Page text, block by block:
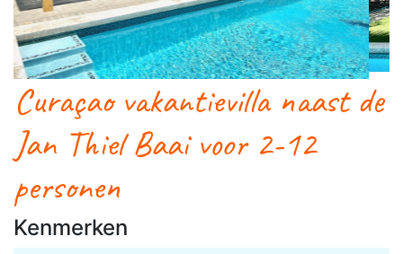
Curaçao vakantievilla naast de
Jan Thiel Baai voor 2-12
personen
Kenmerken